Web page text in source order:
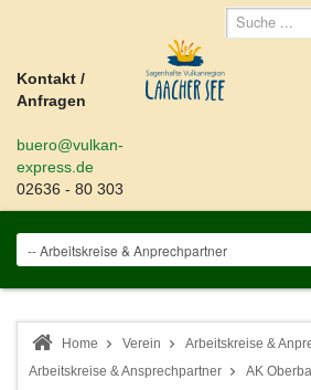
Kontakt /
Anfragen
buero@vulkan-
express.de
02636 - 80 303
Home Verein Arbeitskreise &
Arbeitskreise & Ansprechpartner
AK